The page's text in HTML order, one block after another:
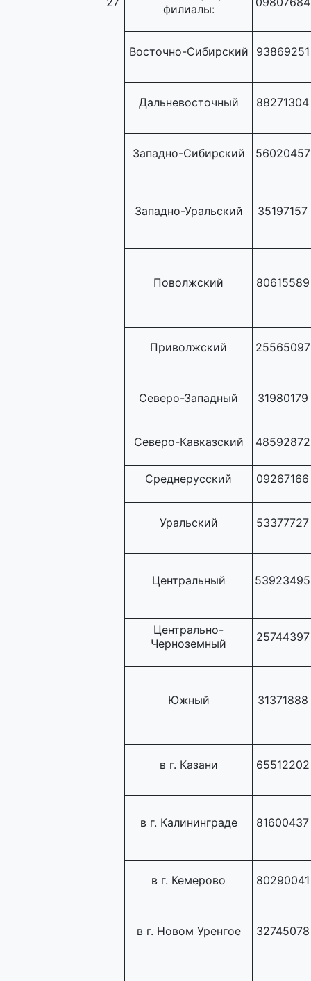
филиалы:
Восточно-Сибирский 93869251
Дальневосточный 88271304
Западно-Сибирский 56020457
Западно-Уральский 35197157
Поволжский 80615589
Приволжский 25565097
Северо-Западный 31980179
Северо-Кавказский 48592872
Среднерусский 09267166
Уральский 53377727
Центральный 53923495
Центрально-
Черноземный
25744397
Южный 31371888
в г. Казани 65512202
в г. Калининграде 81600437
в г. Кемерово 80290041
в г. Новом Уренгое 32745078